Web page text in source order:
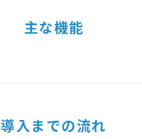
主な機能
導入までの流れ